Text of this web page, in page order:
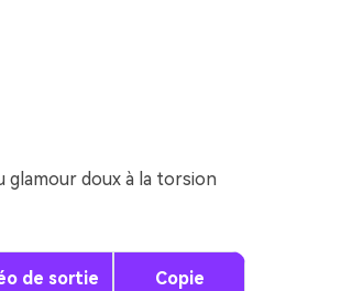
glamour doux à la torsion
de sortie Copie